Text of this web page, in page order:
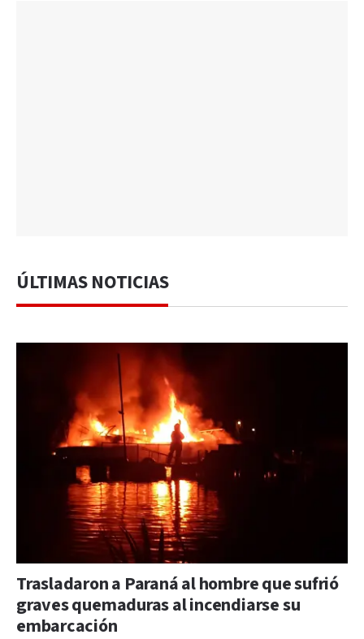
ÚLTIMAS NOTICIAS
Trasladaron a Paraná al hombre que sufrió
graves quemaduras al incendiarse su
embarcación